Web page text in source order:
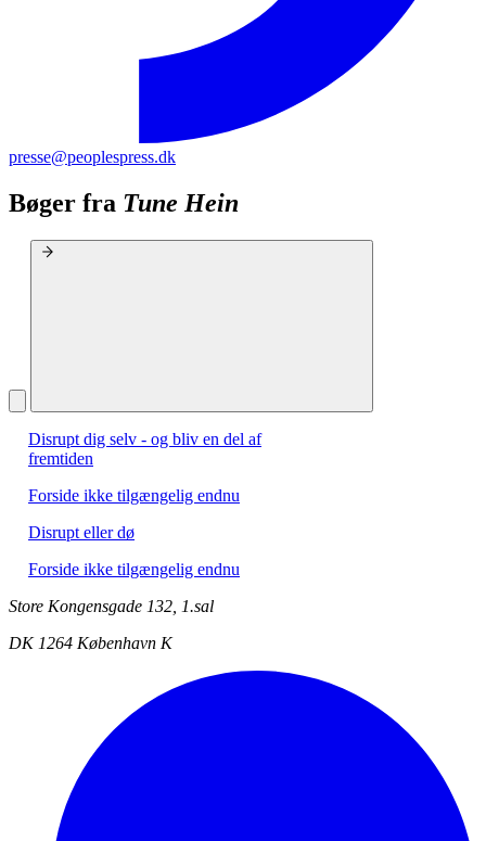
presse@peoplespress.dk
Bøger fra Tune Hein
Disrupt dig selv - og bliv en del af
fremtiden
Forside ikke tilgængelig endnu
Disrupt eller dø
Forside ikke tilgængelig endnu
Store Kongensgade 132, 1.sal
DK 1264 København K